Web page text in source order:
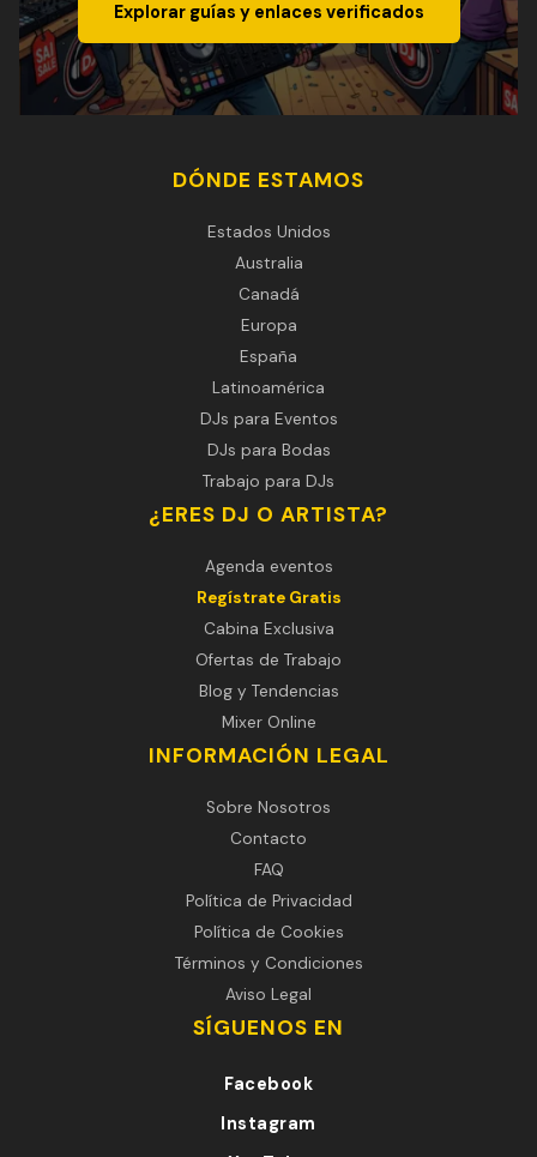
Explorar guías y enlaces verificados
DÓNDE ESTAMOS
Estados Unidos
Australia
Canadá
Europa
España
Latinoamérica
DJs para Eventos
DJs para Bodas
Trabajo para DJs
¿ERES DJ O ARTISTA?
Agenda eventos
Regístrate Gratis
Cabina Exclusiva
Ofertas de Trabajo
Blog y Tendencias
Mixer Online
INFORMACIÓN LEGAL
Sobre Nosotros
Contacto
FAQ
Política de Privacidad
Política de Cookies
Términos y Condiciones
Aviso Legal
SÍGUENOS EN
Facebook
Instagram